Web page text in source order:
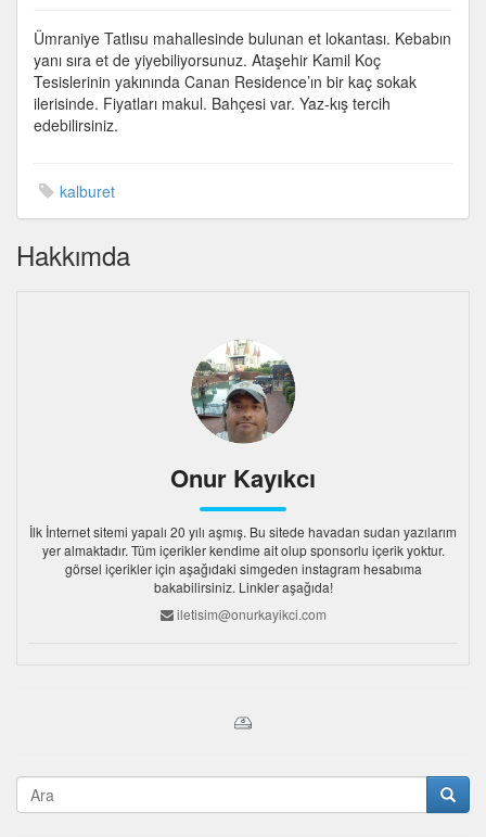
için
Ümraniye Tatlısu mahallesinde bulunan et lokantası. Kebabın
yanı sıra et de yiyebiliyorsunuz. Ataşehir Kamil Koç
Tesislerinin yakınında Canan Residence’ın bir kaç sokak
ilerisinde. Fiyatları makul. Bahçesi var. Yaz-kış tercih
edebilirsiniz.
kalburet
Hakkımda
Onur Kayıkcı
İlk İnternet sitemi yapalı 20 yılı aşmış. Bu sitede havadan sudan yazılarım
yer almaktadır. Tüm içerikler kendime ait olup sponsorlu içerik yoktur.
görsel içerikler için aşağıdaki simgeden instagram hesabıma
bakabilirsiniz. Linkler aşağıda!
iletisim@onurkayikci.com